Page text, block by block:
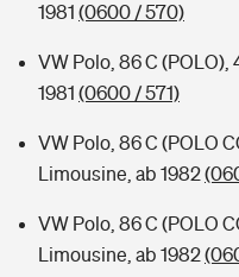
1981 (0600 / 570)
VW Polo, 86 C
1981 (0600 / 571)
VW Polo, 86 C (POLO
Limousine, ab 1982
VW Polo, 86 C (POLO
Limousine, ab 1982